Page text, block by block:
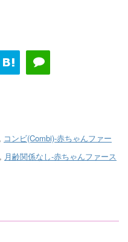
, コンビ(Combi)-赤ちゃんファー
, 月齢関係なし-赤ちゃんファース